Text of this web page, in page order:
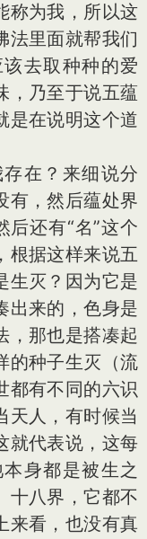
称为我，所以这
法里面就帮我们
去取种种的爱
，乃至于说五蕴
是在说明这个道
在？来细说分
有，然后蕴处界
还有“名”这个
根据这样来说五
生灭？因为它是
出来的，色身是
，那也是搭凑起
的种子生灭（流
都有不同的六识
天人，有时候当
就代表说，这每
身都是被生之
十八界，它都不
来看，也没有真